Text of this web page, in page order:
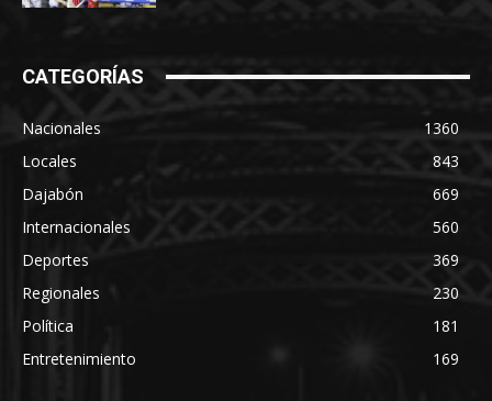
CATEGORÍAS
Nacionales
1360
Locales
843
Dajabón
669
Internacionales
560
Deportes
369
Regionales
230
Política
181
Entretenimiento
169